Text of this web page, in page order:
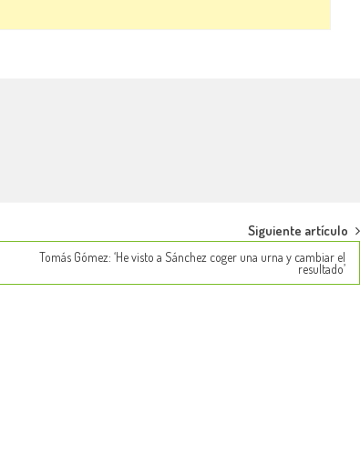
Siguiente artículo
Tomás Gómez: ‘He visto a Sánchez coger una urna y cambiar el
resultado’